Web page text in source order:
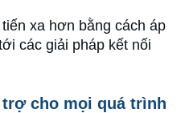
xa hơn bằng cách áp
các giải pháp kết nối
cho mọi quá trình